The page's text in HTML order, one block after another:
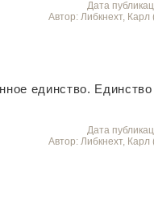
Дата
Автор: Либкнехт,
единство.
Дата
Автор: Либкнехт,